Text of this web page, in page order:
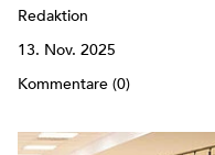
Redaktion
13. Nov. 2025
Kommentare (0)